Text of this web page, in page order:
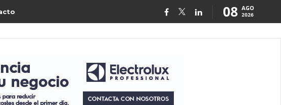
08 AGO
2026